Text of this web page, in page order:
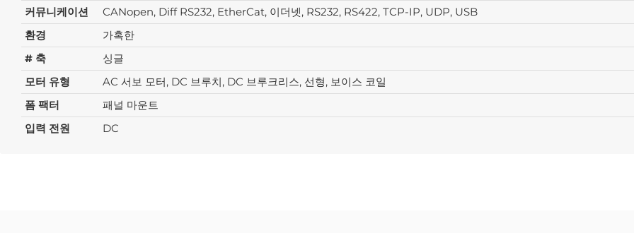
커뮤니케이션
CANopen, Diff RS232, EtherCat, 이더넷, RS232, RS422, TCP-IP, UDP, USB
환경
가혹한
# 축
싱글
모터 유형
AC 서보 모터, DC 브루치, DC 브루크리스, 선형, 보이스 코일
폼 팩터
패널 마운트
입력 전원
DC